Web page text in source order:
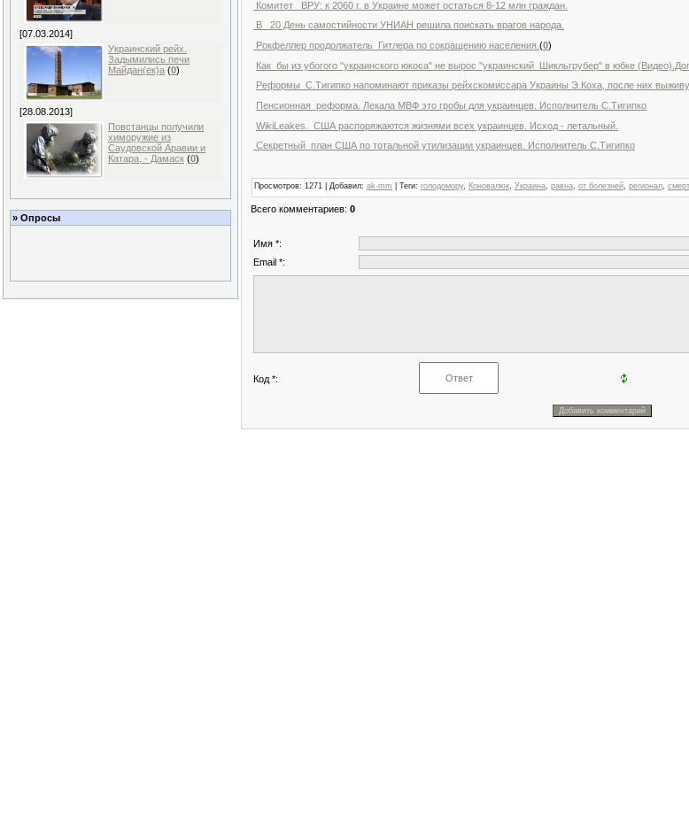
[07.03.2014]
Украинский рейх.
Задымились печи
Майдан(ек)а (0)
[28.08.2013]
Повстанцы получили
химоружие из
Саудовской Аравии и
Катара, - Дамаск (0)
» Опросы
Комитет ВРУ: к 2060 г. в Украине может остаться 8-12 млн граждан.
В 20 День самостийности УНИАН решила поискать врагов народа.
Рокфеллер продолжатель Гитлера по сокращению населения. (0)
Как бы из убогого "украинского юкоса" не вырос "украинский Шикльгрубер" в юбке
Реформы С.Тигипко напоминают приказы рейхскомиссара Украины Э.Коха, после них
Пенсионная реформа. Лекала МВФ это гробы для украинцев. Исполнитель С.Тигипко
WikiLeakes. США распоряжаются жизнями всех украинцев. Исход - летальный.
Секретный план США по тотальной утилизации украинцев. Исполнитель С.Тигипко
Просмотров: 1271 | Добавил: ak-mm Теги: голодомору, Коновалюк Украина равна от болезней регионал
Всего комментариев: 0
Имя *:
Email *:
Код *: